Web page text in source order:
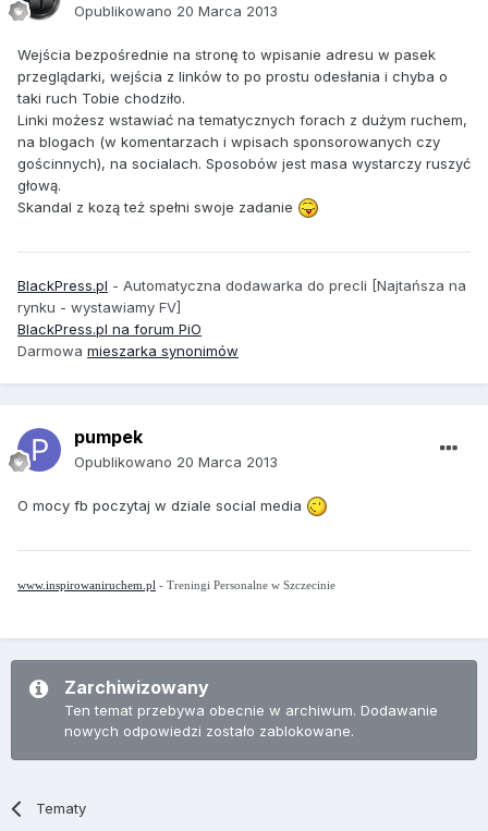
Opublikowano 20 Marca 2013
Wejścia bezpośrednie na stronę to wpisanie adresu w pasek
przeglądarki, wejścia z linków to po prostu odesłania i chyba o
taki ruch Tobie chodziło.
Linki możesz wstawiać na tematycznych forach z dużym ruchem,
na blogach (w komentarzach i wpisach sponsorowanych czy
gościnnych), na socialach. Sposobów jest masa wystarczy ruszyć
głową.
Skandal z kozą też spełni swoje zadanie
BlackPress.pl - Automatyczna dodawarka do precli [Najtańsza na
rynku - wystawiamy FV]
BlackPress.pl na forum PiO
Darmowa mieszarka synonimów
pumpek
Opublikowano 20 Marca 2013
O mocy fb poczytaj w dziale social media
www.inspirowaniruchem.pl - Treningi Personalne w Szczecinie
Zarchiwizowany
Ten temat przebywa obecnie w archiwum. Dodawanie
nowych odpowiedzi zostało zablokowane.
Tematy